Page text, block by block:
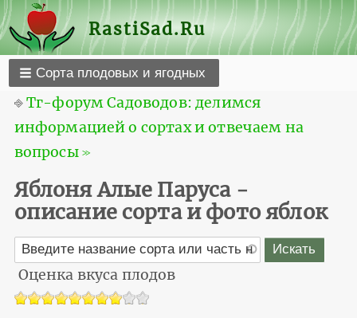
RastiSad.Ru
Сорта плодовых и ягодных
⎆Тг-форум Садоводов: делимся
информацией о сортах и отвечаем на
вопросы ≫
Яблоня Алые Паруса -
описание сорта и фото яблок
Оценка вкуса плодов